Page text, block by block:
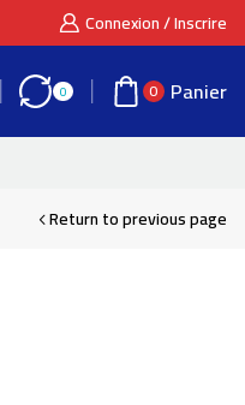
Connexion / Inscrire
0 0 Panier
Return to previous page